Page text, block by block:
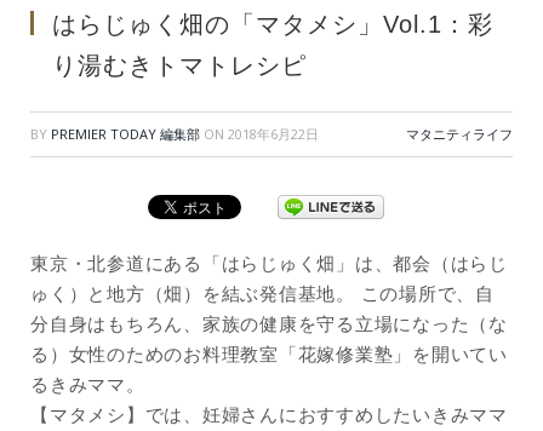
はらじゅく畑の「マタメシ」Vol.1：彩
り湯むきトマトレシピ
BY PREMIER TODAY 編集部 ON 2018年6月22日 マタニティライフ
東京・北参道にある「はらじゅく畑」は、都会（はらじ
ゅく）と地方（畑）を結ぶ発信基地。 この場所で、自
分自身はもちろん、家族の健康を守る立場になった（な
る）女性のためのお料理教室「花嫁修業塾」を開いてい
るきみママ。
【マタメシ】では、妊婦さんにおすすめしたいきみママ